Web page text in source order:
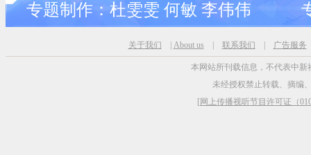
专题制作：杜雯雯 何敏 李伟伟 专
关于我们 About us 联系我们 广告服务
本网站所刊载信息，不代表中
未经授权禁止转载、摘编
[网上传播视听节目许可证（